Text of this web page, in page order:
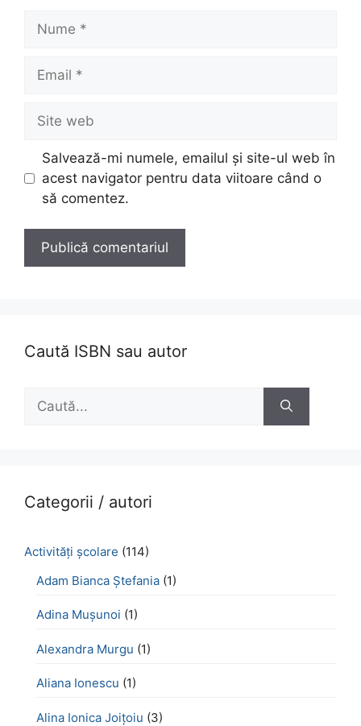
web
Salvează-mi numele, emailul și site-ul web în
acest navigator pentru data viitoare când o
să comentez.
Caută ISBN sau autor
Caută
Categorii / autori
Activităţi şcolare (114)
Adam Bianca Ștefania (1)
Adina Mușunoi (1)
Alexandra Murgu (1)
Aliana Ionescu (1)
Alina Ionica Joițoiu (3)